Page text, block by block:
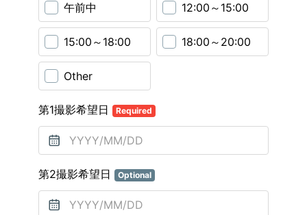
午前中 12:00～15:00
15:00～18:00 18:00～20:00
Other
第1撮影希望日 Required
第2撮影希望日 Optional